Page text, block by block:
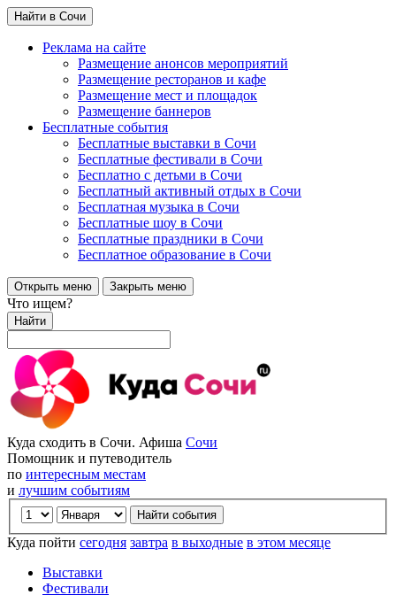
Найти в Сочи
Реклама на сайте
Размещение анонсов мероприятий
Размещение ресторанов и кафе
Размещение мест и площадок
Размещение баннеров
Бесплатные события
Бесплатные выставки в Сочи
Бесплатные фестивали в Сочи
Бесплатно с детьми в Сочи
Бесплатный активный отдых в Сочи
Бесплатная музыка в Сочи
Бесплатные шоу в Сочи
Бесплатные праздники в Сочи
Бесплатное образование в Сочи
Открыть меню Закрыть меню
Что ищем?
Найти
Куда сходить в Сочи. Афиша Сочи
Помощник и путеводитель
по интересным местам
и лучшим событиям
Куда пойти сегодня завтра в выходные в этом месяце
Выставки
Фестивали